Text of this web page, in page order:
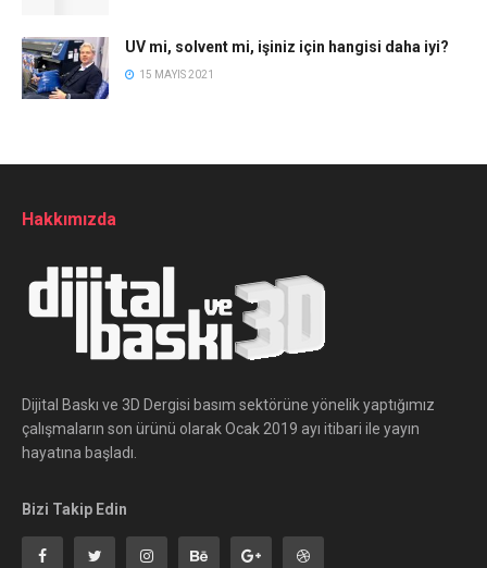
UV mi, solvent mi, işiniz için hangisi daha iyi?
15 MAYIS 2021
Hakkımızda
Dijital Baskı ve 3D Dergisi basım sektörüne yönelik yaptığımız
çalışmaların son ürünü olarak Ocak 2019 ayı itibari ile yayın
hayatına başladı.
Bizi Takip Edin